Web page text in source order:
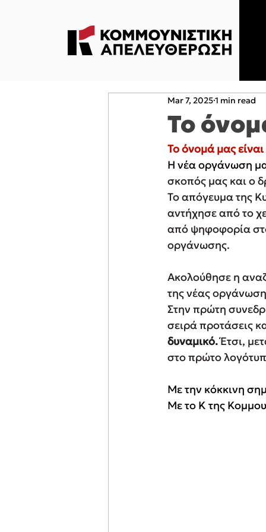
Το
Mar 7, 20251 min read
Το όνομά μας
Η νέα οργάνωση
σκοπός μας και ο
Το απόγευμα της
αντήχησε από το
από ψηφοφορία
οργάνωσης.
Ακολούθησε η
της νέας
Στην πρώτη
σειρά προτάσεις
δυναμικό. Έτσι,
στο πρώτο
Με την κόκκινη
Με το Κ της